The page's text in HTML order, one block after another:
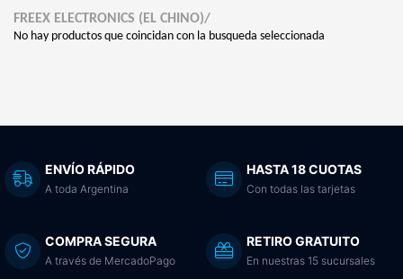
FREEX ELECTRONICS (EL CHINO)/
No hay productos que coincidan con la busqueda seleccionada
ENVÍO RÁPIDO
A toda Argentina
HASTA 18 CUOTAS
Con todas las tarjetas
COMPRA SEGURA
A través de MercadoPago
RETIRO GRATUITO
En nuestras 15 sucursales